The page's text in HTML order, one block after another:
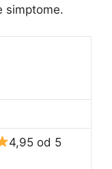
simptome.
4,95 od 5